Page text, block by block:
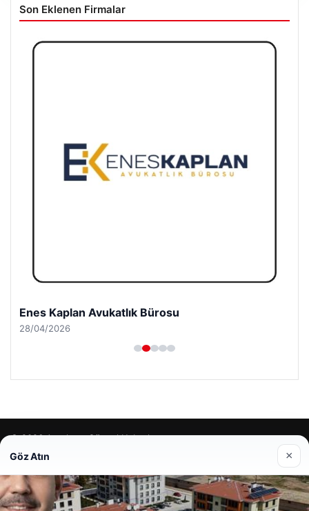
Son Eklenen Firmalar
Enes Kaplan Avukatlık Bürosu
28/04/2026
© 2026 Antalya – Güncel Haberler
Göz Atın ×